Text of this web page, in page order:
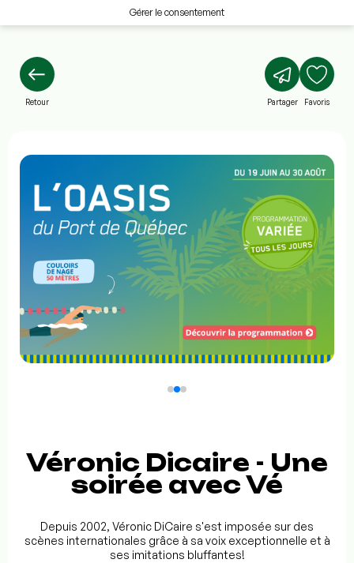
Gérer le consentement
Retour Partager Favoris
Véronic Dicaire - Une
soirée avec Vé
Depuis 2002, Véronic DiCaire s'est imposée sur des
scènes internationales grâce à sa voix exceptionnelle et à
ses imitations bluffantes!